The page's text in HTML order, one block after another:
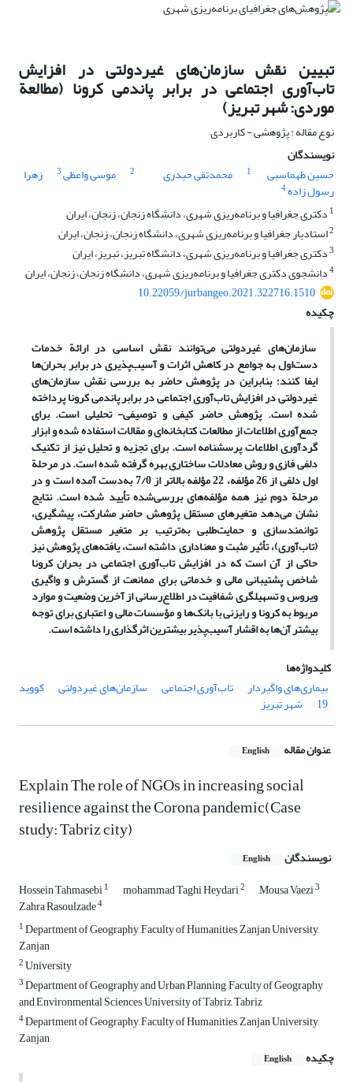
تبیین نقش سازمان‌های غیردولتی در افزایش
تاب‌آوری اجتماعی در برابر پاندمی کرونا (مطالعة
موردی: شهر تبریز)
نوع مقاله : پژوهشی - کاربردی
نویسندگان
حسین طهماسبی
1 محمدتقی حیدری 2 موسی واعظی3 زهرا
رسول زاده4
1 دکتری جغرافیا و برنامه‌ریزی شهری، دانشگاه زنجان، زنجان، ایران
2استادیار جغرافیا و برنامه‌ریزی شهری، دانشگاه زنجان، زنجان، ایران
3دکتری جغرافیا و برنامه‌ریزی شهری، دانشگاه تبریز، تبریز، ایران
4دانشجوی دکتری جغرافیا و برنامه‌ریزی شهری، دانشگاه زنجان، زنجان، ایران
10.22059/jurbangeo.2021.322716.1510
چکیده
سازمان‌های غیردولتی می‌توانند نقش اساسی در ارائة خدمات
دست‌اول به جوامع در کاهش اثرات و آسیب‌پذیری در برابر بحران‌ها
ایفا کنند؛ بنابراین در پژوهش حاضر به بررسی نقش سازمان‌های
غیردولتی در افزایش تاب‌آوری اجتماعی در برابر پاندمی کرونا پرداخته
شده است. پژوهش حاضر کیفی و توصیفی- تحلیلی است. برای
جمع‌آوری اطلاعات از مطالعات کتابخانه‌ای و مقالات استفاده ‌شده و ابزار
گردآوری اطلاعات پرسشنامه است. برای تجزیه ‌و تحلیل نیز از تکنیک
دلفی فازی و روش معادلات ساختاری بهره گرفته ‌شده است. در مرحلة
اول دلفی از 26 مؤلفه، 22 مؤلفه بالاتر از 7/0 به‌دست ‌آمده است و در
مرحلة دوم نیز همه مؤلفه‌های بررسی‌شده تأیید شده است. نتایج
نشان می‌دهد متغیرهای مستقل پژوهش حاضر مشارکت، پیشگیری،
توانمندسازی و حمایت‌طلبی به‌ترتیب بر متغیر مستقل پژوهش
(تاب‌آوری)، تأثیر مثبت و معناداری داشته است، یافته‌های پژوهش نیز
حاکی از آن است که در افزایش تاب‌آوری اجتماعی در بحران کرونا
شاخص پشتیبانی مالی و خدماتی برای ممانعت از گسترش و واگیری
ویروس و تسهیلگری شفافیت در اطلاع‌رسانی از آخرین وضعیت و موارد
مربوط به کرونا و رایزنی با بانک‌ها و مؤسسات مالی و اعتباری برای توجه
بیشتر آن‌ها به اقشار آسیب‌پذیر بیشترین اثرگذاری را داشته است.
کلیدواژه‌ها
بیماری‌های واگیردار
تاب‌آوری اجتماعی سازمان‌های غیردولتی کووید
19 شهر تبریز
عنوان مقاله English
Explain The role of NGOs in increasing social
resilience against the Corona pandemic(Case
study: Tabriz city)
نویسندگان English
Hossein Tahmasebi1 mohammad Taghi Heydari2 Mousa Vaezi3
Zahra Rasoulzade4
1Department of Geography, Faculty of Humanities, Zanjan University,
Zanjan
2University
3Department of Geography and Urban Planning, Faculty of Geography
and Environmental Sciences, University of Tabriz, Tabriz
4Department of Geography, Faculty of Humanities, Zanjan University,
Zanjan
چکیده
English